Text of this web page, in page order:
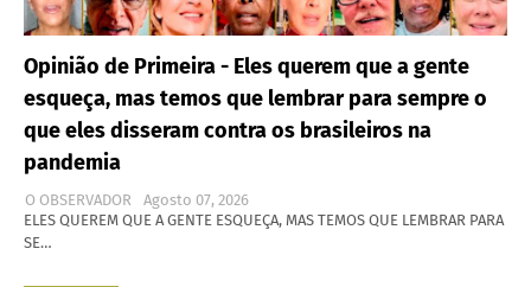
Opinião de Primeira - Eles querem que a gente
esqueça, mas temos que lembrar para sempre o
que eles disseram contra os brasileiros na
pandemia
O OBSERVADOR
Agosto 07, 2026
ELES QUEREM QUE A GENTE ESQUEÇA, MAS TEMOS QUE LEMBRAR PARA
SE…